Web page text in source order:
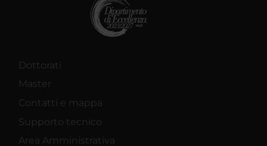
Dottorati
Master
Contatti e mappa
Supporto tecnico
Area Amministrativa